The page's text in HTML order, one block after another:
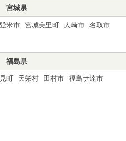
宮城県
登米市 宮城美里町 大崎市
名取市
福島県
町 天栄村 田村市
福島伊達市